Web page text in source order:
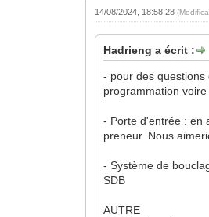
14/08/2024, 18:58:28
Hadrieng a écrit :
- pour des
programmation
- Porte d'entrée : en
preneur. Nous
- Système de
SDB
AUTRE